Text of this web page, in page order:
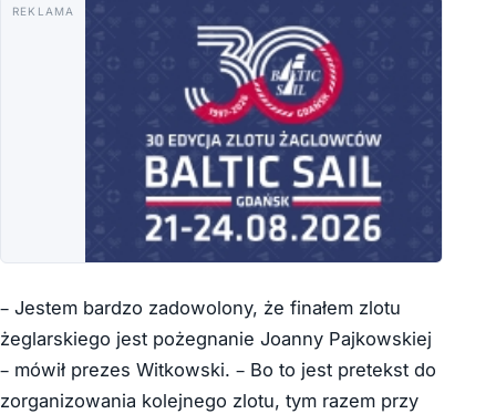
REKLAMA
– Jestem bardzo zadowolony, że finałem zlotu
żeglarskiego jest pożegnanie Joanny Pajkowskiej
– mówił prezes Witkowski. – Bo to jest pretekst do
zorganizowania kolejnego zlotu, tym razem przy